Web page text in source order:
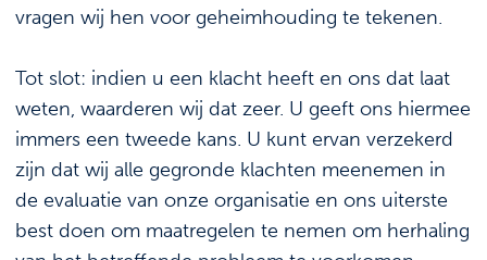
vragen wij hen voor geheimhouding te tekenen.
Tot slot: indien u een klacht heeft en ons dat laat
weten, waarderen wij dat zeer. U geeft ons hiermee
immers een tweede kans. U kunt ervan verzekerd
zijn dat wij alle gegronde klachten meenemen in
de evaluatie van onze organisatie en ons uiterste
best doen om maatregelen te nemen om herhaling